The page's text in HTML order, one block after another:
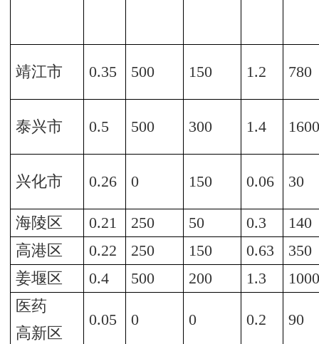
靖江市 0.35 500 150 1.2 780
泰兴市 0.5 500 300 1.4
兴化市 0.26 0 150 0.06 30
海陵区 0.21 250 50 0.3
140
高港区
0.22 250 150 0.63
350
姜堰区
0.4 500 200 1.3
医药
高新区
0.05 0 0 0.2 90